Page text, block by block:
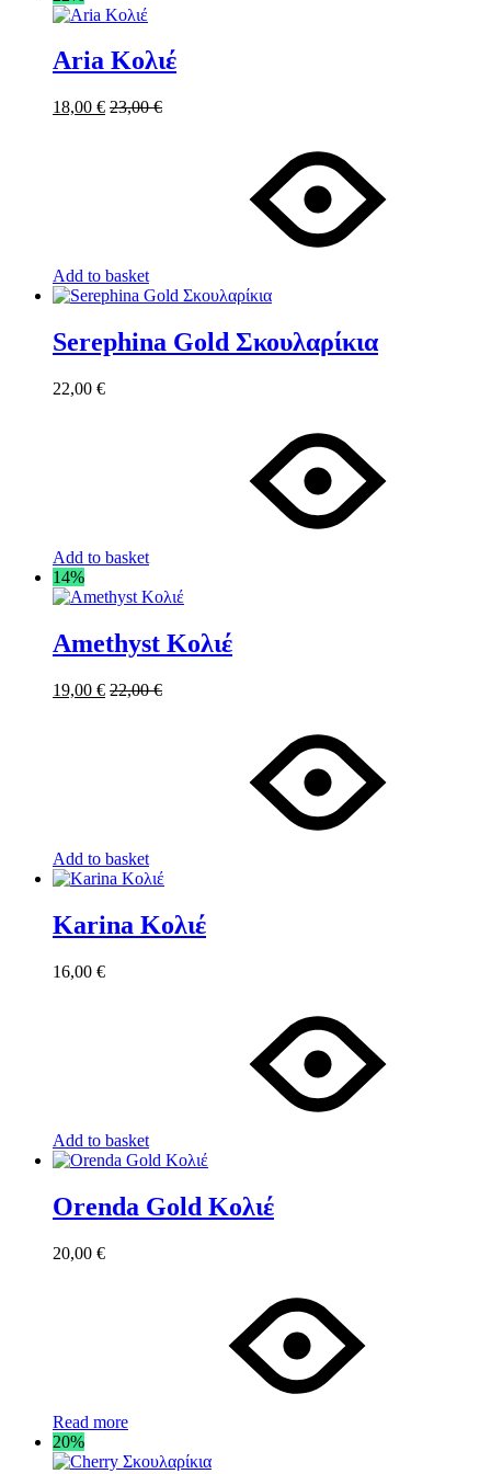
Aria Κολιέ
18,00 € 23,00€
Add to basket
Serephina Gold Σκουλαρίκια
22,00 €
Add to basket
14%
Amethyst Κολιέ
19,00 € 22,00€
Add to basket
Karina Κολιέ
16,00 €
Add to basket
Orenda Gold Κολιέ
20,00 €
Read more
20%